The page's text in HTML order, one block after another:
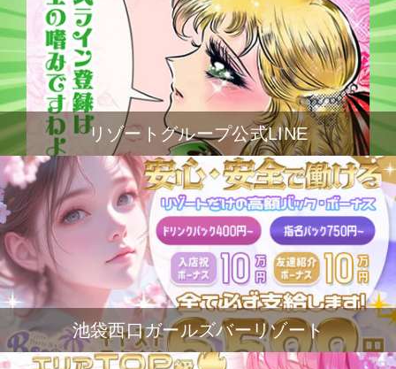
リゾートグループ公式LINE
池袋西口ガールズバーリゾート